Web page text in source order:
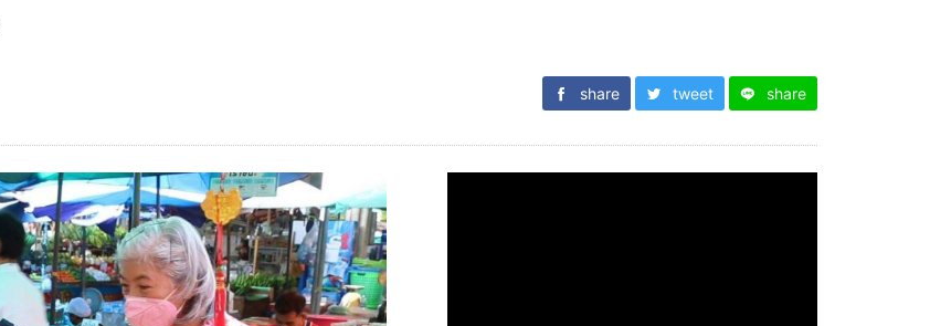
share tweet share